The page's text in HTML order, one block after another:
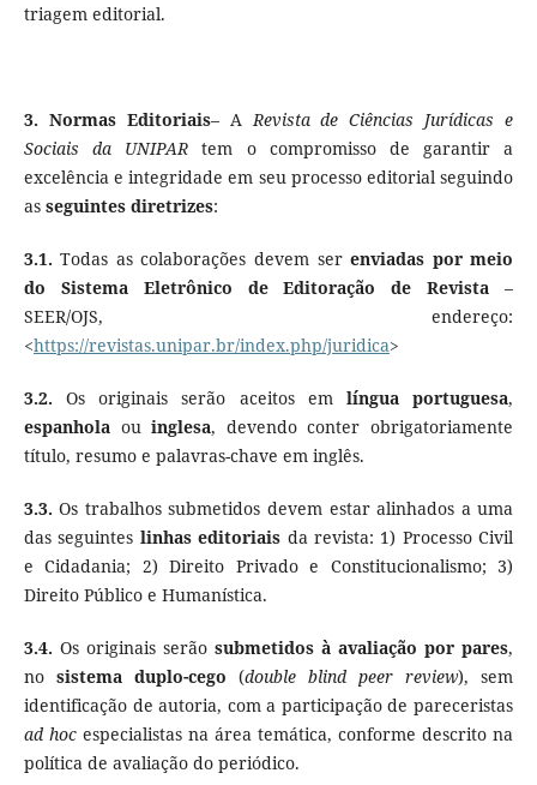
triagem editorial.
3. Normas Editoriais– ARevista de Ciências Jurídicas e
Sociais da UNIPAR tem o compromisso de garantir a
excelência e integridade em seu processo editorial seguindo
as seguintes diretrizes:
3.1. Todas as colaborações devem serenviadas por meio
do Sistema Eletrônico de Editoração de Revista –
SEER/OJS, endereço:
<https://revistas.unipar.br/index.php/juridica>
3.2. Os originais serão aceitos em língua portuguesa,
espanholaouinglesa, devendo conter obrigatoriamente
título, resumo e palavras-chave em inglês.
3.3. Os trabalhos submetidos devem estar alinhados a uma
das seguintes linhas editoriais da revista: 1) Processo Civil
e Cidadania; 2) Direito Privado e Constitucionalismo; 3)
Direito Público e Humanística.
3.4. Os originais serão submetidos à avaliação por pares,
no sistema duplo-cego (double blind peer review), sem
identificação de autoria, com a participação de pareceristas
ad hocespecialistas na área temática, conforme descrito na
política de avaliação do periódico.